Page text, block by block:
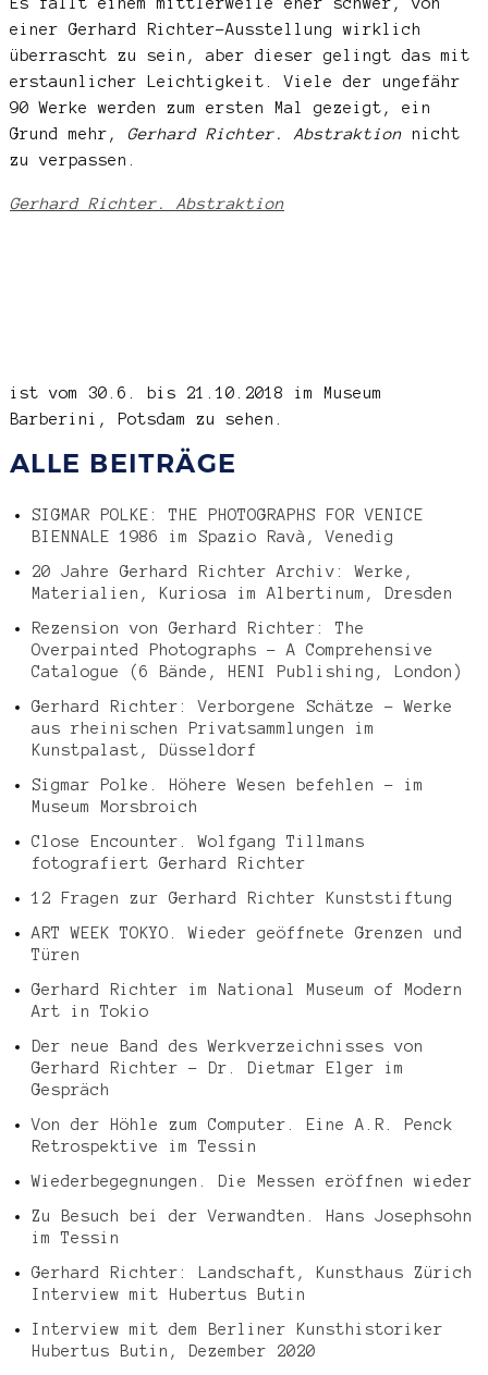
einer Gerhard Richter-Ausstellung wirklich
überrascht zu sein, aber dieser gelingt das mit
erstaunlicher Leichtigkeit. Viele der ungefähr
90 Werke werden zum ersten Mal gezeigt, ein
Grund mehr, Gerhard Richter. Abstraktionnicht
zu verpassen.
Gerhard Richter. Abstraktion
ist vom 30.6. bis 21.10.2018 im Museum
Barberini, Potsdam zu sehen.
ALLE BEITRÄGE
SIGMAR POLKE: THE PHOTOGRAPHS FOR VENICE
BIENNALE 1986 im Spazio Ravà, Venedig
20 Jahre Gerhard Richter Archiv: Werke,
Materialien, Kuriosa im Albertinum, Dresden
Rezension von Gerhard Richter: The
Overpainted Photographs – A Comprehensive
Catalogue (6 Bände, HENI Publishing, London)
Gerhard Richter: Verborgene Schätze – Werke
aus rheinischen Privatsammlungen im
Kunstpalast, Düsseldorf
Sigmar Polke. Höhere Wesen befehlen – im
Museum Morsbroich
Close Encounter. Wolfgang Tillmans
fotografiert Gerhard Richter
12 Fragen zur Gerhard Richter Kunststiftung
ART WEEK TOKYO. Wieder geöffnete Grenzen und
Türen
Gerhard Richter im National Museum of Modern
Art in Tokio
Der neue Band des Werkverzeichnisses von
Gerhard Richter – Dr. Dietmar Elger im
Gespräch
Von der Höhle zum Computer. Eine A.R. Penck
Retrospektive im Tessin
Wiederbegegnungen. Die Messen eröffnen wieder
Zu Besuch bei der Verwandten. Hans Josephsohn
im Tessin
Gerhard Richter: Landschaft, Kunsthaus Zürich
Interview mit Hubertus Butin
Interview mit dem Berliner Kunsthistoriker
Hubertus Butin, Dezember 2020